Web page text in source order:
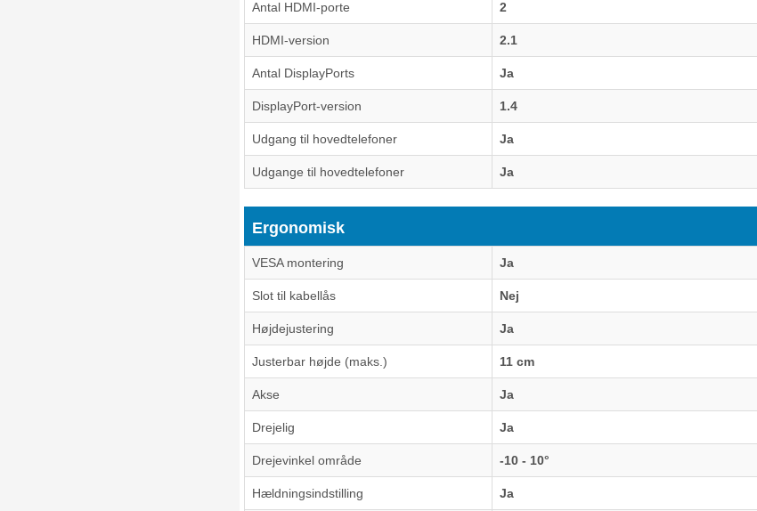
Antal HDMI-porte 2
HDMI-version 2.1
Antal DisplayPorts Ja
DisplayPort-version 1.4
Udgang til hovedtelefoner Ja
Udgange til hovedtelefoner Ja
Ergonomisk
VESA montering Ja
Slot til kabellås Nej
Højdejustering Ja
Justerbar højde (maks.) 11 cm
Akse Ja
Drejelig Ja
Drejevinkel område -10 - 10°
Hældningsindstilling Ja